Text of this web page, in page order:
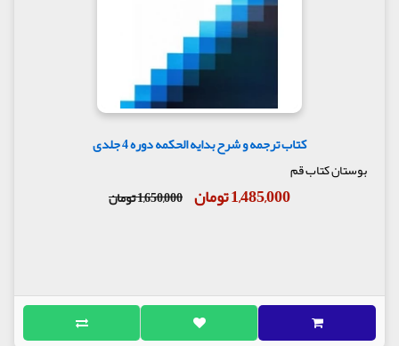
کتاب ترجمه و شرح بدایه الحکمه دوره 4 جلدی
بوستان کتاب قم
1,485,000 تومان 1,650,000 تومان